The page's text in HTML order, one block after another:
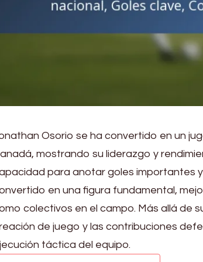
Osorio se ha convertido en un
mostrando su liderazgo y
para anotar goles importantes
en una figura fundamental,
colectivos en el campo. Más allá de
de juego y las contribuciones
táctica del equipo.